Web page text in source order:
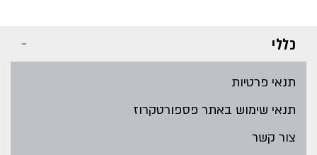
כללי
תנאי פרטיות
תנאי שימוש באתר פספורטקרוז
צור קשר